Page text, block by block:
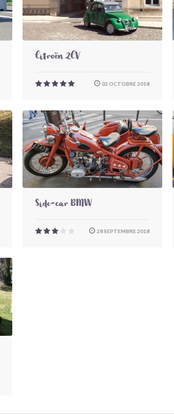
Citroën 2CV
02 OCTOBRE 2018
Side-car BMW
28 SEPTEMBRE 2018